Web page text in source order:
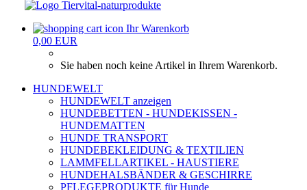
Ihr Warenkorb
0,00 EUR
Sie haben noch keine Artikel in Ihrem Warenkorb.
HUNDEWELT
HUNDEWELT anzeigen
HUNDEBETTEN - HUNDEKISSEN -
HUNDEMATTEN
HUNDE TRANSPORT
HUNDEBEKLEIDUNG & TEXTILIEN
LAMMFELLARTIKEL - HAUSTIERE
HUNDEHALSBÄNDER & GESCHIRRE
PFLEGEPRODUKTE für Hunde